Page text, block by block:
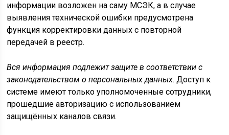
информации возложен на саму МСЭК, а в случае
выявления технической ошибки предусмотрена
функция корректировки данных с повторной
передачей в реестр.
Вся информация подлежит защите в соответствии с
законодательством о персональных данных. Доступ к
системе имеют только уполномоченные сотрудники,
прошедшие авторизацию с использованием
защищённых каналов связи.